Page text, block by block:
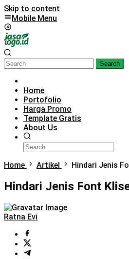
Skip to content
Mobile Menu
Search
Home
Portofolio
Harga Promo
Template Gratis
About Us
Home Artikel Hindari Jenis
Hindari Jenis Font
Ratna Evi